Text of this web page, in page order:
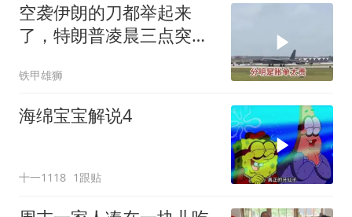
空袭伊朗的刀都举起来
了，特朗普凌晨三点突然
铁甲雄狮
海绵宝宝解说4
十一1118 1跟贴